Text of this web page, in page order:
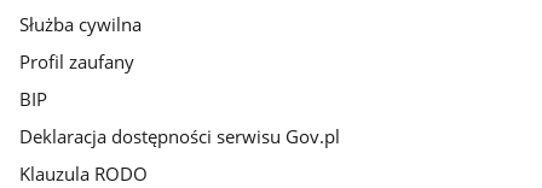
Służba cywilna
Profil zaufany
BIP
Deklaracja dostępności serwisu Gov.pl
Klauzula RODO